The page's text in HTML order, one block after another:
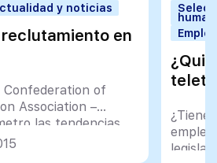
y noticias
en
Confederation of
Association –
las tendencias
de reclutamiento
¿Tiene